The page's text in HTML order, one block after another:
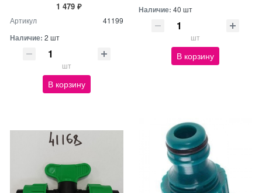
1 479 ₽
Артикул 41199
Наличие: 2 шт
шт
В корзину
Наличие: 40 шт
шт
В корзину